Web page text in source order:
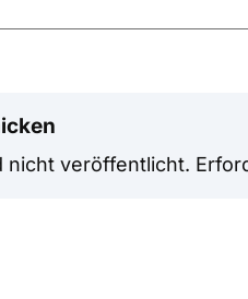
nicht veröffentlicht.